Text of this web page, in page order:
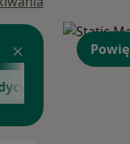
estetycznej